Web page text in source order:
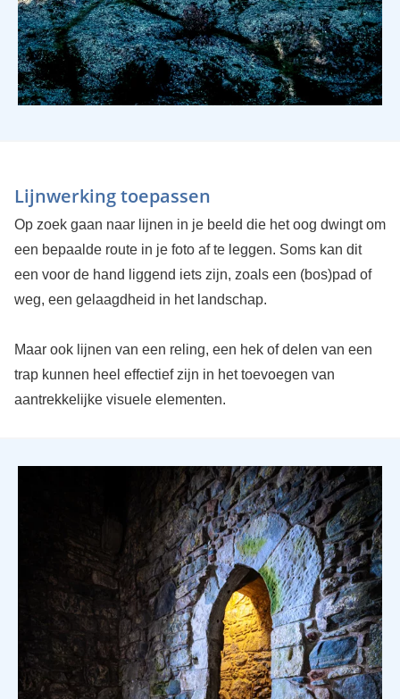
Lijnwerking toepassen
Op zoek gaan naar lijnen in je beeld die het oog dwingt om
een bepaalde route in je foto af te leggen. Soms kan dit
een voor de hand liggend iets zijn, zoals een (bos)pad of
weg, een gelaagdheid in het landschap.
Maar ook lijnen van een reling, een hek of delen van een
trap kunnen heel effectief zijn in het toevoegen van
aantrekkelijke visuele elementen.